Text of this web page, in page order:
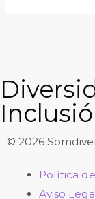
© 2026
Política
Aviso